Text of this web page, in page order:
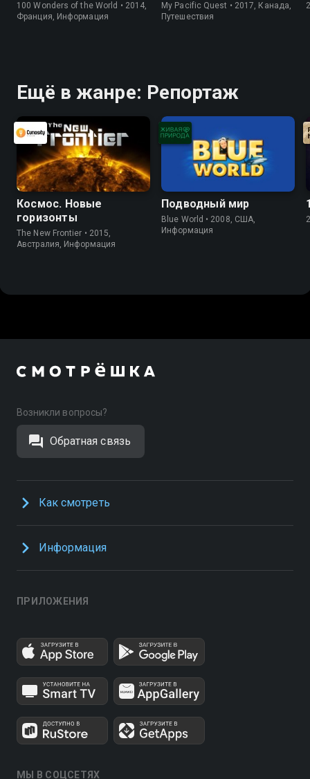
100 Wonders of the World • 2014,
Франция, Информация
My Pacific Quest • 2017, Канада,
Путешествия
Ещё в жанре: Репортаж
Космос. Новые
горизонты
The New Frontier • 2015,
Австралия, Информация
Подводный мир
Blue World • 2008, США,
Информация
Возникли вопросы?
Обратная связь
Как смотреть
Информация
ПРИЛОЖЕНИЯ
МЫ В СОЦСЕТЯХ